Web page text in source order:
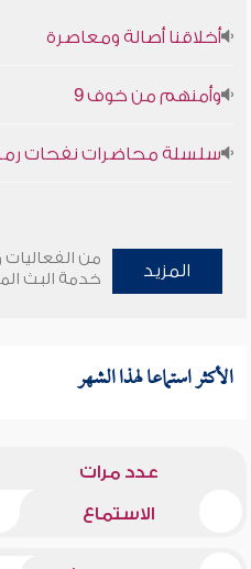
أخلاقنا أصالة ومعاصرة
وأمنهم من خوف 9
سلسلة محاضرات نفحات رمضانية
المزيد
من الفعاليات
خدمة البث
الأكثر استماعا لهذا الشهر
عدد مرات
الاستماع